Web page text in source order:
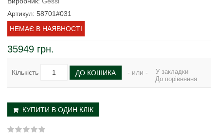
Артикул: 58701#031
НЕМАЄ В НАЯВНОСТІ
35949 грн.
Кількість ДО КОШИКА - или -
У закладки
До порівняння
КУПИТИ В ОДИН КЛІК